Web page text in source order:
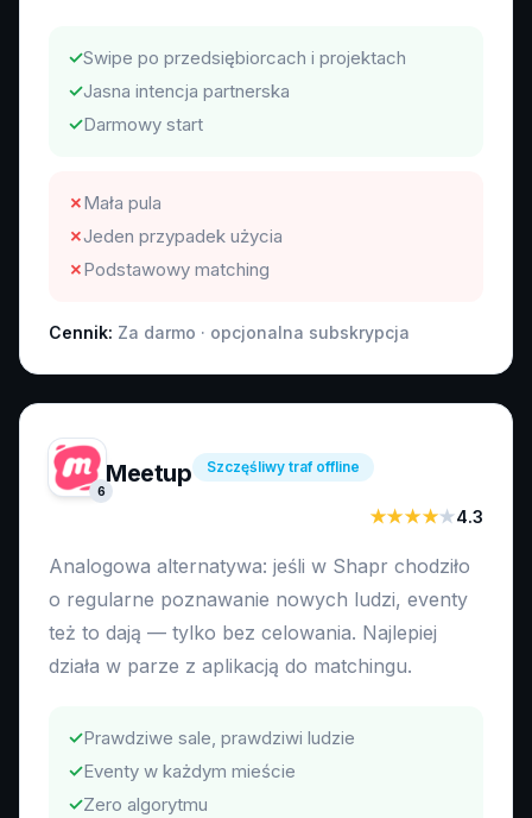
✓Swipe po przedsiębiorcach i projektach
✓Jasna intencja partnerska
✓Darmowy start
✗Mała pula
✗Jeden przypadek użycia
✗Podstawowy matching
Cennik: Za darmo · opcjonalna subskrypcja
6
Meetup Szczęśliwy traf offline
★★★★★4.3
Analogowa alternatywa: jeśli w Shapr chodziło
o regularne poznawanie nowych ludzi, eventy
też to dają — tylko bez celowania. Najlepiej
działa w parze z aplikacją do matchingu.
✓Prawdziwe sale, prawdziwi ludzie
✓Eventy w każdym mieście
✓Zero algorytmu